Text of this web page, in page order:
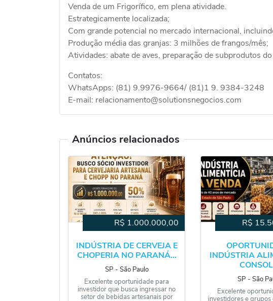
Venda de um Frigorífico, em plena atividade.
Estrategicamente localizada;
Com grande potencial no mercado internacional,
Produção média das granjas: 3 milhões de frangos/mês;
Atividades: abate de aves, preparação de subprodutos
Contatos:
WhatsApps: (81) 9.9976-9664/ (81)1 9. 9384-3248
E-mail: relacionamento@solutionsnegocios.com
Anúncios relacionados
R$ 1.000.000,00
INDÚSTRIA DE CERVEJA E
CHOPERIA NO PARANÁ...
SP ‐ São Paulo
Excelente oportunidade para
investidor que busca ingressar no
setor de bebidas artesanais por
R$
INDÚSTRIA
SP ‐São
Excelente
investidores e